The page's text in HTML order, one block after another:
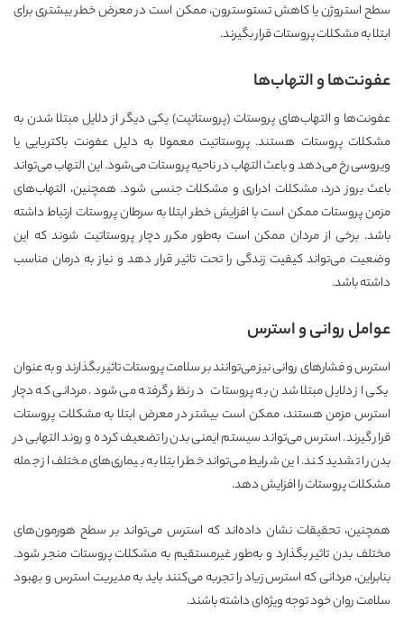
سطح استروژن یا کاهش تستوسترون، ممکن است در معرض خطر بیشتری برای
ابتلا به مشکلات پروستات قرار بگیرند.
عفونت‌ها و التهاب‌ها
عفونت‌ها و التهاب‌های پروستات (پروستاتیت) یکی دیگر از دلایل مبتلا شدن به
مشکلات پروستات هستند. پروستاتیت معمولا به دلیل عفونت باکتریایی یا
ویروسی رخ می‌دهد و باعث التهاب در ناحیه پروستات می‌شود. این التهاب می‌تواند
باعث بروز درد، مشکلات ادراری و مشکلات جنسی شود. همچنین، التهاب‌های
مزمن پروستات ممکن است با افزایش خطر ابتلا به سرطان پروستات ارتباط داشته
باشد. برخی از مردان ممکن است به‌طور مکرر دچار پروستاتیت شوند که این
وضعیت می‌تواند کیفیت زندگی را تحت تاثیر قرار دهد و نیاز به درمان مناسب
داشته باشد.
عوامل روانی و استرس
استرس و فشارهای روانی نیز می‌توانند بر سلامت پروستات تاثیر بگذارند و به عنوان
یکی از دلایل مبتلا شدن به پروستات در نظر گرفته می شود. مردانی که دچار
استرس مزمن هستند، ممکن است بیشتر در معرض ابتلا به مشکلات پروستات
قرار گیرند. استرس می‌تواند سیستم ایمنی بدن را تضعیف کرده و روند التهابی در
بدن را تشدید کند. این شرایط می‌تواند خطر ابتلا به بیماری‌های مختلف از جمله
مشکلات پروستات را افزایش دهد.
همچنین، تحقیقات نشان داده‌اند که استرس می‌تواند بر سطح هورمون‌های
مختلف بدن تاثیر بگذارد و به‌طور غیرمستقیم به مشکلات پروستات منجر شود.
بنابراین، مردانی که استرس زیاد را تجربه می‌کنند باید به مدیریت استرس و بهبود
سلامت روان خود توجه ویژه‌ای داشته باشند.